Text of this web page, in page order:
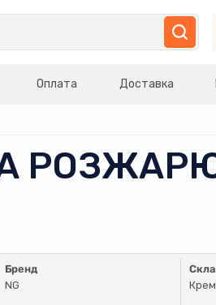
Оплата Доставка
Бренд
NG